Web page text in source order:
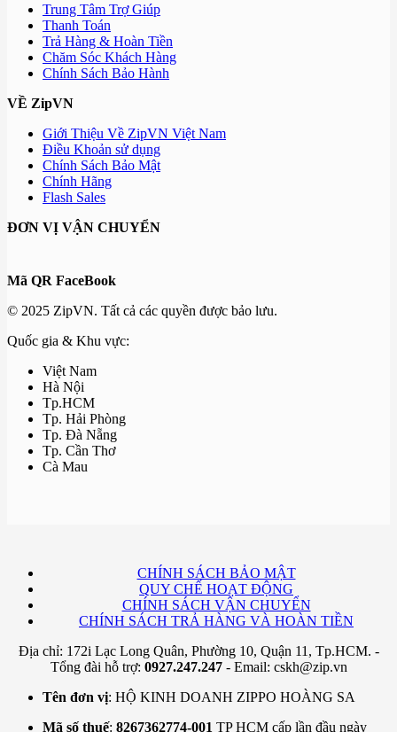
Trung Tâm Trợ Giúp
Thanh Toán
Trả Hàng & Hoàn Tiền
Chăm Sóc Khách Hàng
Chính Sách Bảo Hành
VỀ ZipVN
Giới Thiệu Về ZipVN Việt Nam
Điều Khoản sử dụng
Chính Sách Bảo Mật
Chính Hãng
Flash Sales
ĐƠN VỊ VẬN CHUYỂN
Mã QR FaceBook
© 2025 ZipVN. Tất cả các quyền được bảo lưu.
Quốc gia & Khu vực:
Việt Nam
Hà Nội
Tp.HCM
Tp. Hải Phòng
Tp. Đà Nẵng
Tp. Cần Thơ
Cà Mau
CHÍNH SÁCH BẢO MẬT
QUY CHẾ HOẠT ĐỘNG
CHÍNH SÁCH VẬN CHUYỂN
CHÍNH SÁCH TRẢ HÀNG VÀ HOÀN TIỀN
Địa chỉ: 172i Lạc Long Quân, Phường 10, Quận 11, Tp.HCM. -
Tổng đài hỗ trợ: 0927.247.247- Email: cskh@zip.vn
Tên đơn vị: HỘ KINH DOANH ZIPPO HOÀNG SA
Mã số thuế: 8267362774-001 TP HCM cấp lần đầu ngày